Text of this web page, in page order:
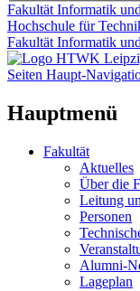
Fakultät Informatik
Hochschule für
Fakultät Informatik
Seiten Haupt-
Hauptmenü
Fakultät
Aktuelles
Über die
Leitung
Personen
Alumni-
Lageplan